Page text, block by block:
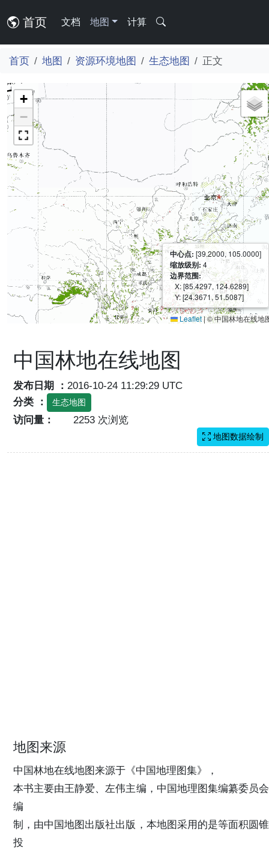
首页 文档 地图 计算
首页 地图 资源环境地图 生态地图 正文
+
−
中心点: [39.2000, 105.0000]
缩放级别:4
边界范围:
X: [85.4297, 124.6289]
Y: [24.3671, 51.5087]
Leaflet|© 中国林地在线地
中国林地在线地图
发布日期 ： 2016-10-24 11:29:29 UTC
分类 ：
生态地图
访问量： 2253 次浏览
地图数据绘制
地图来源
中国林地在线地图来源于《中国地理图集》，
本书主要由王静爱、左伟主编，中国地理图集编纂委员会
编
制，由中国地图出版社出版，本地图采用的是等面积圆锥
投